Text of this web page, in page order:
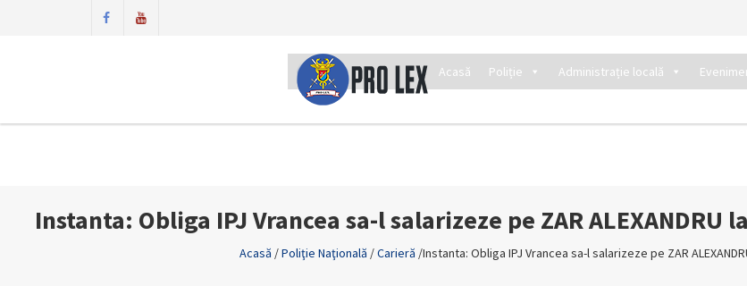
Acasă Poliție Administrație locală
Instanta: Obliga IPJ Vrancea sa-l salarizeze pe ZAR
Acasă /Poliţie Naţională /Carieră /Instanta: Obliga IPJ Vrancea sa-l salarizeze pe ZAR